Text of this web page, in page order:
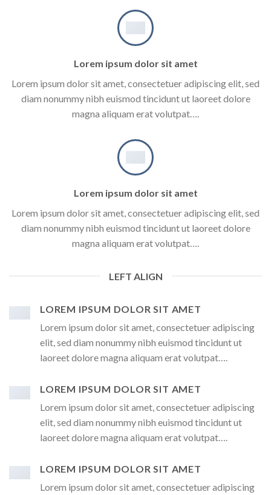
Lorem ipsum dolor sit amet
Lorem ipsum dolor sit amet, consectetuer adipiscing elit, sed
diam nonummy nibh euismod tincidunt ut laoreet dolore
magna aliquam erat volutpat….
Lorem ipsum dolor sit amet
Lorem ipsum dolor sit amet, consectetuer adipiscing elit, sed
diam nonummy nibh euismod tincidunt ut laoreet dolore
magna aliquam erat volutpat….
LEFT ALIGN
LOREM IPSUM DOLOR SIT AMET
Lorem ipsum dolor sit amet, consectetuer adipiscing
elit, sed diam nonummy nibh euismod tincidunt ut
laoreet dolore magna aliquam erat volutpat….
LOREM IPSUM DOLOR SIT AMET
Lorem ipsum dolor sit amet, consectetuer adipiscing
elit, sed diam nonummy nibh euismod tincidunt ut
laoreet dolore magna aliquam erat volutpat….
LOREM IPSUM DOLOR SIT AMET
Lorem ipsum dolor sit amet, consectetuer adipiscing